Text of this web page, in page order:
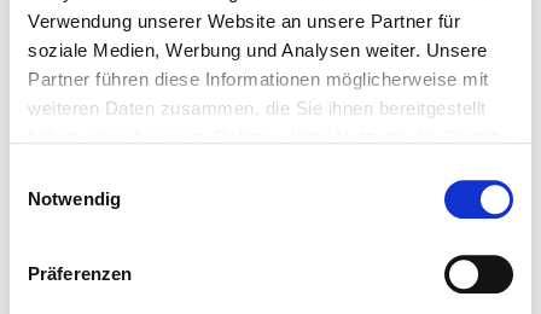
Verwendung unserer Website an unsere Partner für
soziale Medien, Werbung und Analysen weiter. Unsere
Partner führen diese Informationen möglicherweise mit
weiteren Daten zusammen, die Sie ihnen bereitgestellt
Notwendig
Präferenzen